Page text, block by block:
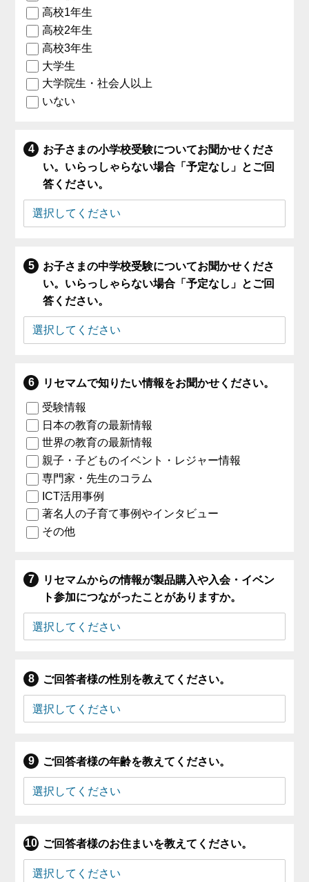
高校1年生
高校2年生
高校3年生
大学生
大学院生・社会人以上
いない
お子さまの小学校受験についてお聞かせくださ
い。いらっしゃらない場合「予定なし」とご回
答ください。
お子さまの中学校受験についてお聞かせくださ
い。いらっしゃらない場合「予定なし」とご回
答ください。
リセマムで知りたい情報をお聞かせください。
受験情報
日本の教育の最新情報
世界の教育の最新情報
親子・子どものイベント・レジャー情報
専門家・先生のコラム
ICT活用事例
著名人の子育て事例やインタビュー
その他
リセマムからの情報が製品購入や入会・イベン
ト参加につながったことがありますか。
ご回答者様の性別を教えてください。
ご回答者様の年齢を教えてください。
ご回答者様のお住まいを教えてください。